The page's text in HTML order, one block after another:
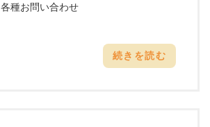
各種お問い合わせ
続きを読む